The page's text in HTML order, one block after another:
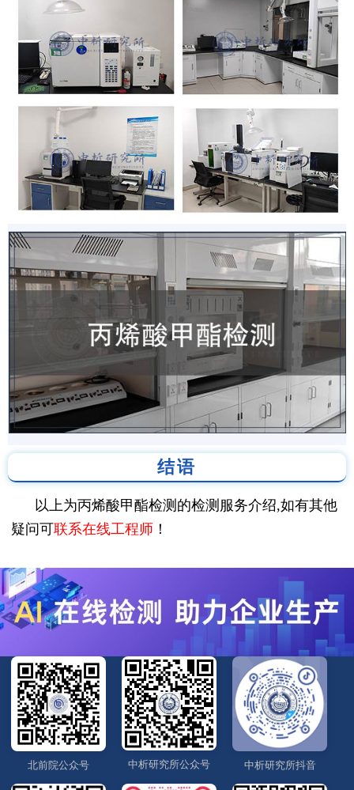
结语
以上为丙烯酸甲酯检测的检测服务介绍,如有其他
疑问可联系在线工程师 ！
北前院公众号 中析研究所公众号 中析研究所抖音